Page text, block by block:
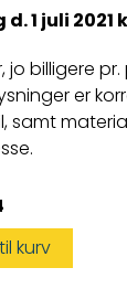
1 juli 2021
jo billigere
er
samt
kurv